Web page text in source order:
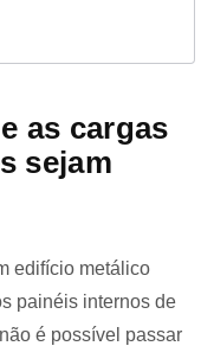
as cargas
sejam
edifício metálico
painéis internos de
é possível passar